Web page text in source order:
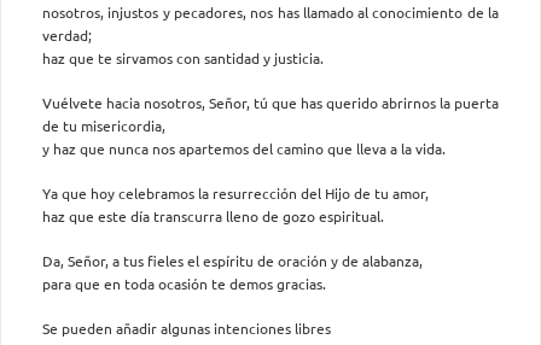
nosotros, injustos y pecadores, nos has llamado al conocimiento de la
verdad;
haz que te sirvamos con santidad y justicia.
Vuélvete hacia nosotros, Señor, tú que has querido abrirnos la puerta
de tu misericordia,
y haz que nunca nos apartemos del camino que lleva a la vida.
Ya que hoy celebramos la resurrección del Hijo de tu amor,
haz que este día transcurra lleno de gozo espiritual.
Da, Señor, a tus fieles el espíritu de oración y de alabanza,
para que en toda ocasión te demos gracias.
Se pueden añadir algunas intenciones libres